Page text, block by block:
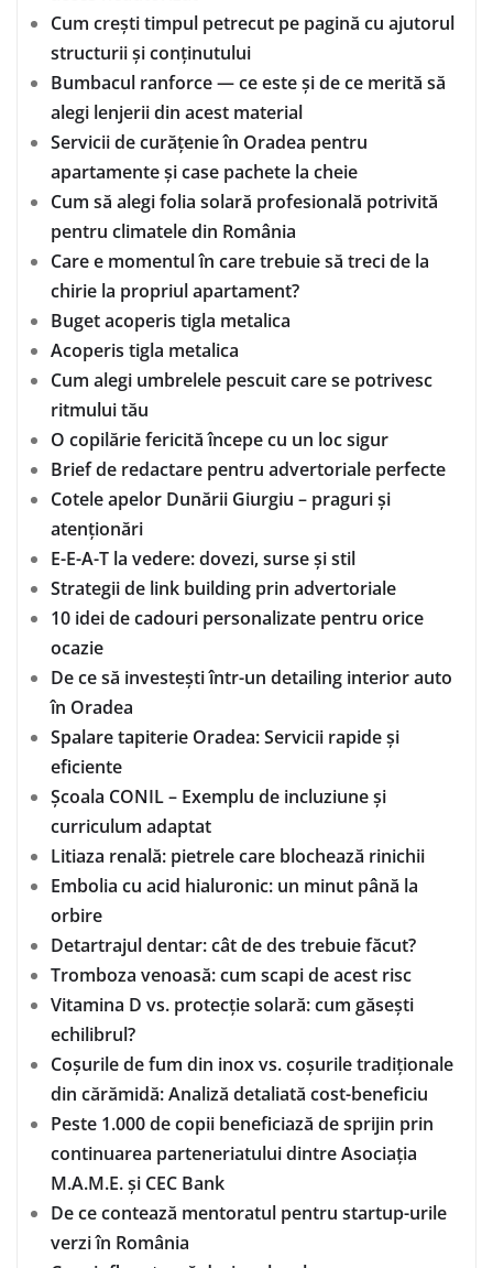
Cum crești timpul petrecut pe pagină cu ajutorul
structurii și conținutului
Bumbacul ranforce — ce este și de ce merită să
alegi lenjerii din acest material
Servicii de curățenie în Oradea pentru
apartamente și case pachete la cheie
Cum să alegi folia solară profesională potrivită
pentru climatele din România
Care e momentul în care trebuie să treci de la
chirie la propriul apartament?
Buget acoperis tigla metalica
Acoperis tigla metalica
Cum alegi umbrelele pescuit care se potrivesc
ritmului tău
O copilărie fericită începe cu un loc sigur
Brief de redactare pentru advertoriale perfecte
Cotele apelor Dunării Giurgiu – praguri și
atenționări
E-E-A-T la vedere: dovezi, surse și stil
Strategii de link building prin advertoriale
10 idei de cadouri personalizate pentru orice
ocazie
De ce să investești într-un detailing interior auto
în Oradea
Spalare tapiterie Oradea: Servicii rapide și
eficiente
Școala CONIL – Exemplu de incluziune și
curriculum adaptat
Litiaza renală: pietrele care blochează rinichii
Embolia cu acid hialuronic: un minut până la
orbire
Detartrajul dentar: cât de des trebuie făcut?
Tromboza venoasă: cum scapi de acest risc
Vitamina D vs. protecție solară: cum găsești
echilibrul?
Coșurile de fum din inox vs. coșurile tradiționale
din cărămidă: Analiză detaliată cost-beneficiu
Peste 1.000 de copii beneficiază de sprijin prin
continuarea parteneriatului dintre Asociația
M.A.M.E. și CEC Bank
De ce contează mentoratul pentru startup-urile
verzi în România